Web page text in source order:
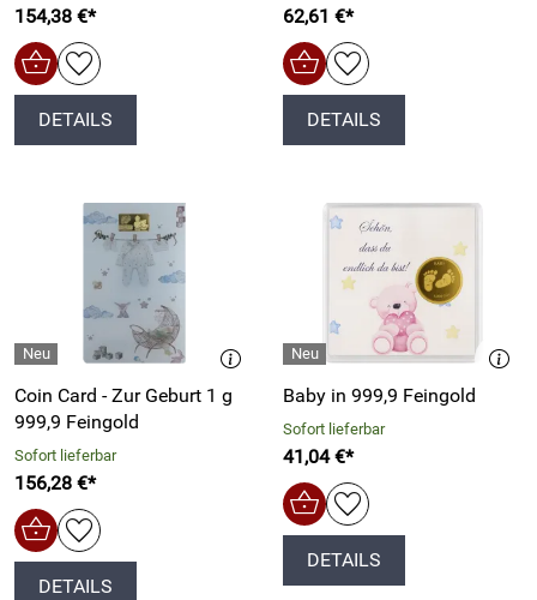
154,38 €*
DETAILS
62,61 €*
DETAILS
Coin Card - Zur Geburt 1 g
999,9 Feingold
Sofort lieferbar
156,28 €*
DETAILS
Baby in 999,9 Feingold
Sofort lieferbar
41,04 €*
DETAILS